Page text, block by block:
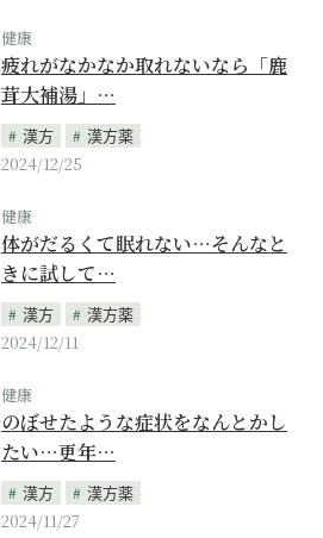
健康
疲れがなかなか取れないなら「鹿
茸大補湯」…
漢方
漢方薬
2024/12/25
健康
体がだるくて眠れない…そんなと
きに試して…
漢方
漢方薬
2024/12/11
健康
のぼせたような症状をなんとかし
たい…更年…
漢方
漢方薬
2024/11/27